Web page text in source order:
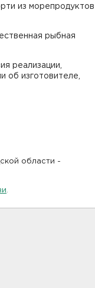
из морепродуктов
рыбная
реализации,
об изготовителе,
области -